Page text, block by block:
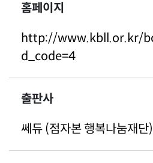
홈페이지
http://www.kbll.or.kr/
d_code=4
출판사
쎄듀 (점자본 행복나눔재단)